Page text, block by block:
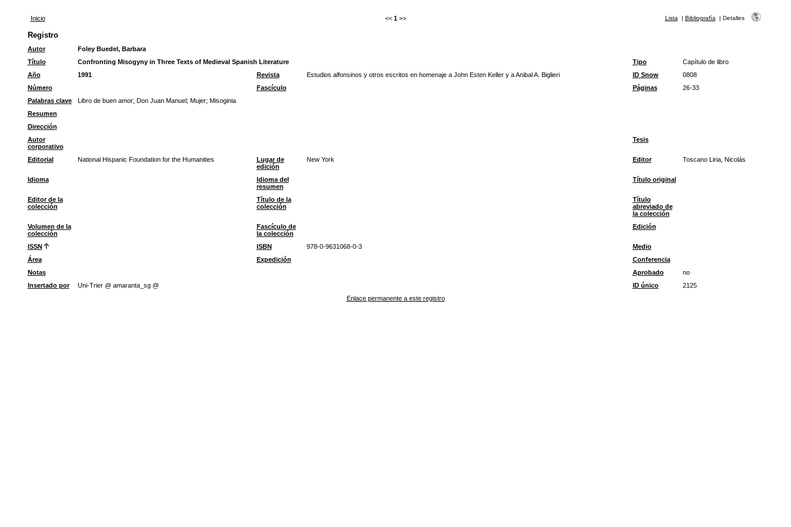
Inicio << 1 >> Lista | Bibliografía | Detalles
Registro
Autor
Foley Buedel, Barbara
Título
Confronting Misogyny in Three Texts of Medieval Spanish Literature Tipo
Capítulo de libro
Año
1991 Revista Estudios alfonsinos y otros escritos en homenaje a John Esten Keller y a Anibal A. Biglieri ID Snow
0808
Número
Fascículo Páginas
26-33
Palabras clave
Libro de buen amor; Don Juan Manuel; Mujer; Misoginia
Resumen
Dirección
Autor
corporativo
Tesis
Editorial National Hispanic Foundation for the Humanities
Lugar de
edición
New York Editor Toscano Liria, Nicolás
Idioma
Idioma del
resumen
Título original
Editor de la
colección
Título de la
colección
Título
abreviado de
la colección
Volumen de la
colección
Fascículo de
la colección
Edición
ISSN ISBN 978-0-9631068-0-3
Medio
Área
Expedición
Conferencia
Notas
Aprobado
no
Insertado por
Uni-Trier @ amaranta_sg @ ID único
2125
Enlace permanente a este registro